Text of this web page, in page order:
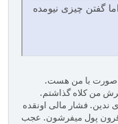
گفتن چیزی نیومده
صورت با من هست.
من کلاه گذاشتم.
فشار مالی اونقده
قرون پول میفرشون. عجب